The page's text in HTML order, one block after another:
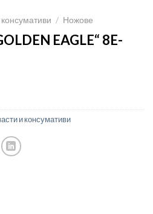
/ Ножове
EAGLE“ 8E-
и консумативи